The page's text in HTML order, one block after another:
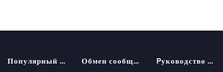
Популярный поиск Обмен сообщениями Pуководство покупателя